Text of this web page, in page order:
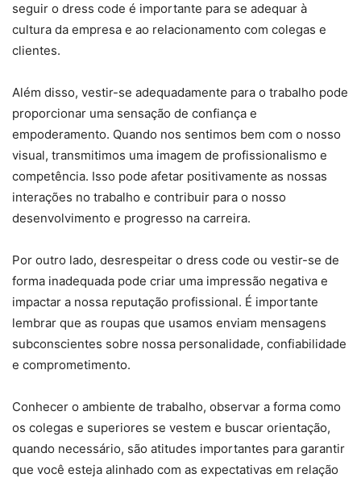
seguir o dress code é importante para se adequar à
cultura da empresa e ao relacionamento com colegas e
clientes.
Além disso, vestir-se adequadamente para o trabalho pode
proporcionar uma sensação de confiança e
empoderamento. Quando nos sentimos bem com o nosso
visual, transmitimos uma imagem de profissionalismo e
competência. Isso pode afetar positivamente as nossas
interações no trabalho e contribuir para o nosso
desenvolvimento e progresso na carreira.
Por outro lado, desrespeitar o dress code ou vestir-se de
forma inadequada pode criar uma impressão negativa e
impactar a nossa reputação profissional. É importante
lembrar que as roupas que usamos enviam mensagens
subconscientes sobre nossa personalidade, confiabilidade
e comprometimento.
Conhecer o ambiente de trabalho, observar a forma como
os colegas e superiores se vestem e buscar orientação,
quando necessário, são atitudes importantes para garantir
que você esteja alinhado com as expectativas em relação